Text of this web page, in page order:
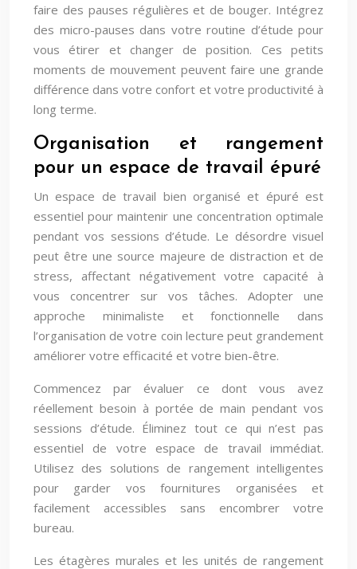
faire des pauses régulières et de bouger. Intégrez
des micro-pauses dans votre routine d’étude pour
vous étirer et changer de position. Ces petits
moments de mouvement peuvent faire une grande
différence dans votre confort et votre productivité à
long terme.
Organisation et rangement
pour un espace de travail épuré
Un espace de travail bien organisé et épuré est
essentiel pour maintenir une concentration optimale
pendant vos sessions d’étude. Le désordre visuel
peut être une source majeure de distraction et de
stress, affectant négativement votre capacité à
vous concentrer sur vos tâches. Adopter une
approche minimaliste et fonctionnelle dans
l’organisation de votre coin lecture peut grandement
améliorer votre efficacité et votre bien-être.
Commencez par évaluer ce dont vous avez
réellement besoin à portée de main pendant vos
sessions d’étude. Éliminez tout ce qui n’est pas
essentiel de votre espace de travail immédiat.
Utilisez des solutions de rangement intelligentes
pour garder vos fournitures organisées et
facilement accessibles sans encombrer votre
bureau.
Les étagères murales et les unités de rangement